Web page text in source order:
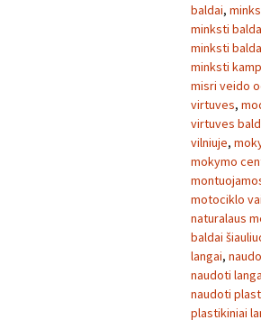
baldai,
minksti
minksti
minksti
misri veido
virtuves,
virtuves
vilniuje,
mokymo
motociklo
naturalaus
baldai
langai,
naudoti
naudoti
plastikiniai